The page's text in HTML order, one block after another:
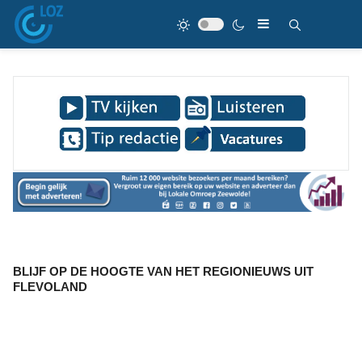
BLIJF OP DE HOOGTE VAN HET REGIONIEUWS UIT
FLEVOLAND